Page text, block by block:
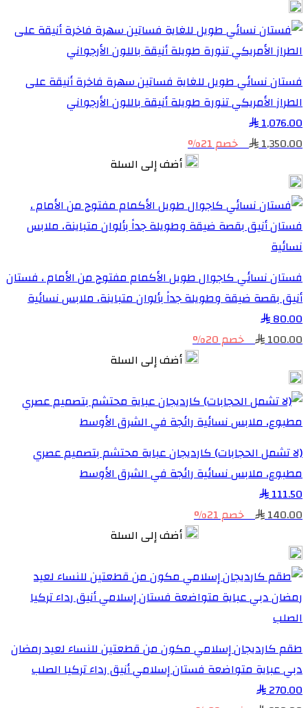
فستان نسائي طويل للغاية فساتين سهرة فاخرة أنيقة على
الطراز الأمريكي تنورة طويلة أنيقة باللون الأرجواني
1,076.00
1,350.00
خصم 21%
أضف إلى السلة
فستان نسائي كاجوال طويل الأكمام مفتوح من الأمام ، فستان
أنيق بقصة ضيقة وطويلة جداً بألوان متباينة، ملابس نسائية
80.00
100.00
خصم 20%
أضف إلى السلة
(لا تشمل الحجابات) كارديجان عباية محتشم بتصميم عصري
مطبوع، ملابس نسائية رائجة في الشرق الأوسط
111.50
140.00
خصم 21%
أضف إلى السلة
طقم كارديجان إسلامي مكون من قطعتين للنساء لعيد رمضان
دبي عباية متواضعة فستان إسلامي أنيق رداء تركيا الصلب
270.00